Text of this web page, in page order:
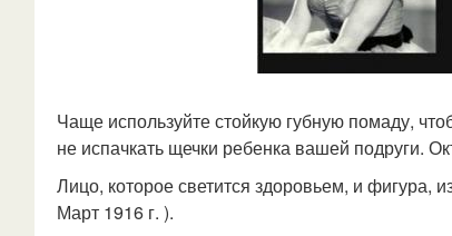
Чаще используйте стойкую губную помаду,
не испачкать щечки ребенка вашей подруги.
Лицо, которое светится здоровьем, и фигура,
Март 1916 г. ).